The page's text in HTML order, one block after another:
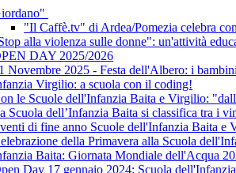
"Il Caffè.tv" di Ardea/Pomezia celebra
alla violenza sulle donne": un'attività
DAY 2025/2026
Novembre 2025 - Festa dell'Albero: i
Virgilio: a scuola con il coding!
le Scuole dell'Infanzia Baita e Virgilio:
Scuola dell’Infanzia Baita si classifica tra i
di fine anno Scuole dell'Infanzia Baita e
della Primavera alla Scuola
Baita: Giornata Mondiale dell'Acqua
Day 17 gennaio 2024: Scuola dell'Infanzia